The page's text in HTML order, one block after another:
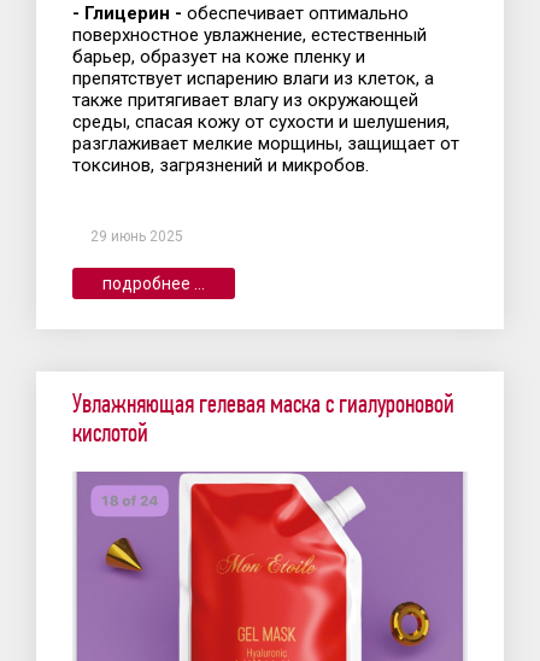
- Глицерин - обеспечивает оптимально
поверхностное увлажнение, естественный
барьер, образует на коже пленку и
препятствует испарению влаги из клеток, а
также притягивает влагу из окружающей
среды, спасая кожу от сухости и шелушения,
разглаживает мелкие морщины, защищает от
токсинов, загрязнений и микробов.
29 июнь 2025
подробнее ...
Увлажняющая гелевая маска с гиалуроновой
кислотой